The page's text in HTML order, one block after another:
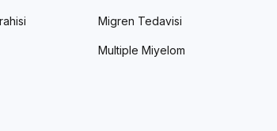
Migren Tedavisi
Multiple Miyelom